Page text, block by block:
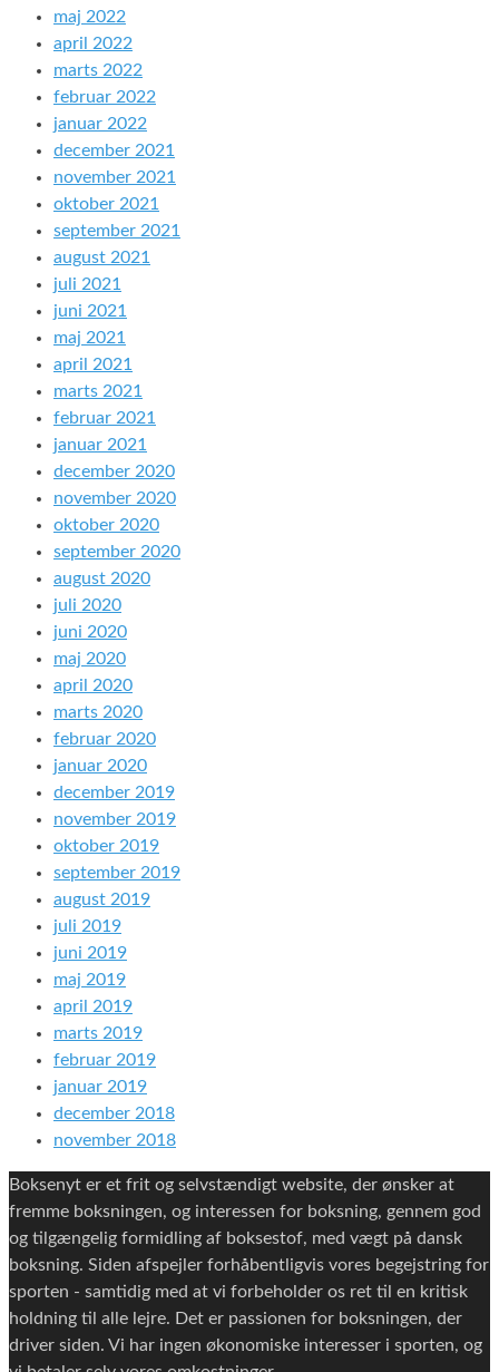
maj 2022
april 2022
marts 2022
februar 2022
januar 2022
december 2021
november 2021
oktober 2021
september 2021
august 2021
juli 2021
juni 2021
maj 2021
april 2021
marts 2021
februar 2021
januar 2021
december 2020
november 2020
oktober 2020
september 2020
august 2020
juli 2020
juni 2020
maj 2020
april 2020
marts 2020
februar 2020
januar 2020
december 2019
november 2019
oktober 2019
september 2019
august 2019
juli 2019
juni 2019
maj 2019
april 2019
marts 2019
februar 2019
januar 2019
december 2018
november 2018
Boksenyt er et frit og selvstændigt website, der ønsker at
fremme boksningen, og interessen for boksning, gennem god
og tilgængelig formidling af boksestof, med vægt på dansk
boksning. Siden afspejler forhåbentligvis vores begejstring for
sporten - samtidig med at vi forbeholder os ret til en kritisk
holdning til alle lejre. Det er passionen for boksningen, der
driver siden. Vi har ingen økonomiske interesser i sporten, og